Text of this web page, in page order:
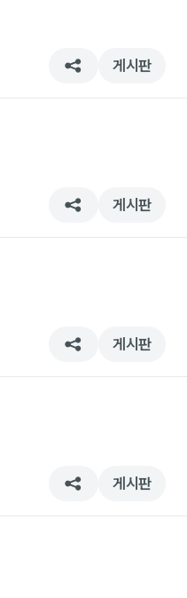
게시판
게시판
게시판
게시판